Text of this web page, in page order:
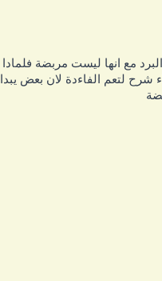
مع انها ليست مربضة فلمادا
شرح لتعم الفاءدة لان بعض يبدا